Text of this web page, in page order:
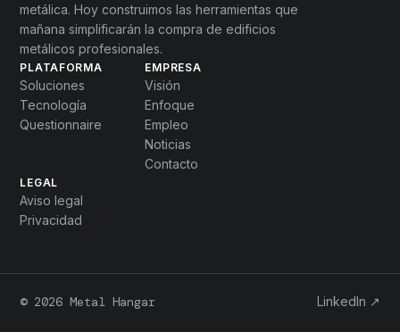
metálica. Hoy construimos las herramientas que
mañana simplificarán la compra de edificios
metálicos profesionales.
PLATAFORMA
Soluciones
Tecnología
Questionnaire
EMPRESA
Visión
Enfoque
Empleo
Noticias
Contacto
LEGAL
Aviso legal
Privacidad
© 2026 Metal Hangar LinkedIn ↗